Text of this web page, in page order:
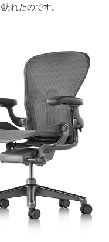
れたのです。